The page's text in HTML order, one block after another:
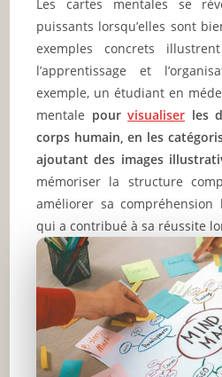
Les cartes mentales se
puissants lorsqu’elles sont
exemples concrets
l’apprentissage et
exemple, un étudiant en
mentale pourvisualiser les
corps humain, en les
ajoutant des images
mémoriser la structure
améliorer sa
qui a contribué à sa réussite